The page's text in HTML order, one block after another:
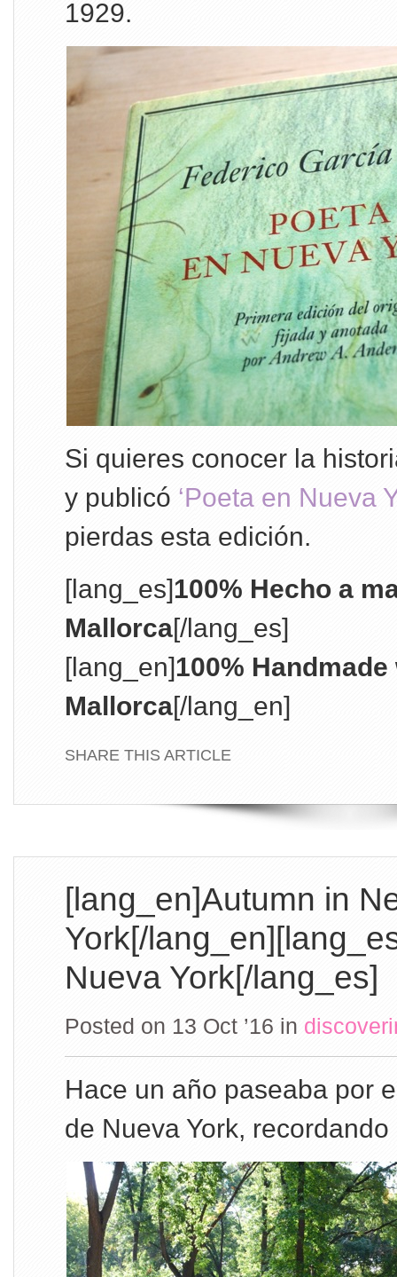
1929.
Si quieres conocer la
y publicó ‘Poeta en Nueva
pierdas esta edición.
[lang_es]100% Hecho a
Mallorca[/lang_es]
[lang_en]100%
Mallorca[/lang_en]
SHARE THIS ARTICLE
[lang_en]Autumn in
York[/
Nueva York[/lang_es]
Posted on 13 Oct ’16 in
Hace un año paseaba por
de Nueva York,